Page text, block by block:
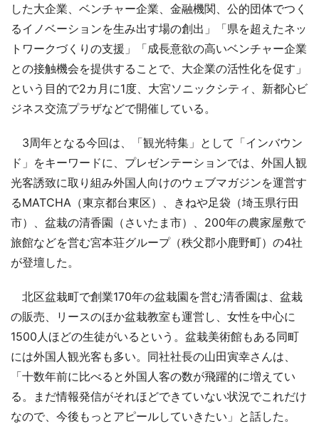
した大企業、ベンチャー企業、金融機関、公的団体でつく
るイノベーションを生み出す場の創出」「県を超えたネッ
トワークづくりの支援」「成長意欲の高いベンチャー企業
との接触機会を提供することで、大企業の活性化を促す」
という目的で2カ月に1度、大宮ソニックシティ、新都心ビ
ジネス交流プラザなどで開催している。
3周年となる今回は、「観光特集」として「インバウン
ド」をキーワードに、プレゼンテーションでは、外国人観
光客誘致に取り組み外国人向けのウェブマガジンを運営す
るMATCHA（東京都台東区）、きねや足袋（埼玉県行田
市）、盆栽の清香園（さいたま市）、200年の農家屋敷で
旅館などを営む宮本荘グループ（秩父郡小鹿野町）の4社
が登壇した。
北区盆栽町で創業170年の盆栽園を営む清香園は、盆栽
の販売、リースのほか盆栽教室も運営し、女性を中心に
1500人ほどの生徒がいるという。盆栽美術館もある同町
には外国人観光客も多い。同社社長の山田寅幸さんは、
「十数年前に比べると外国人客の数が飛躍的に増えてい
る。まだ情報発信がそれほどできていない状況でこれだけ
なので、今後もっとアピールしていきたい」と話した。